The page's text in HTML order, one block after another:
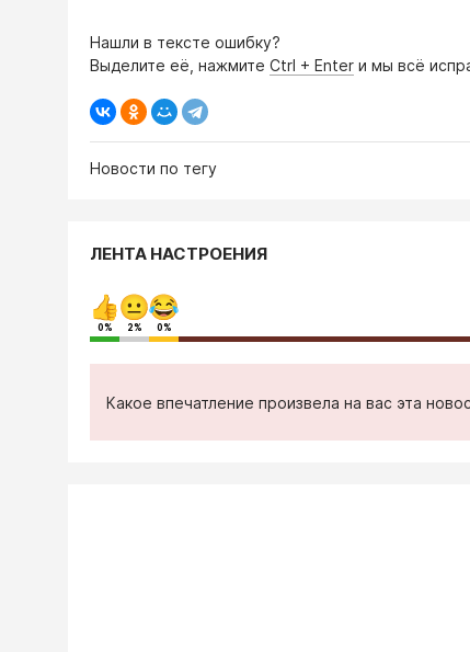
Нашли в тексте ошибку?
Выделите её, нажмите Ctrl + Enter и мы всё
Новости по тегу
ЛЕНТА НАСТРОЕНИЯ
0% 2% 0%
Какое впечатление произвела на вас эта